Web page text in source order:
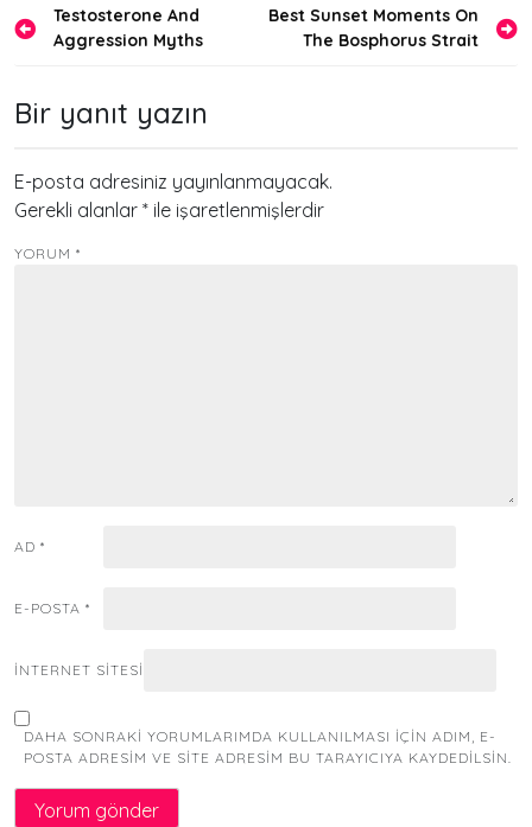
Yazı
gezinmesi
Testosterone And
Aggression Myths
Best Sunset Moments On
The Bosphorus Strait
Bir yanıt yazın
E-posta adresiniz yayınlanmayacak.
Gerekli alanlar * ile işaretlenmişlerdir
YORUM *
AD *
E-POSTA *
İNTERNET SITESI
DAHA SONRAKI YORUMLARIMDA KULLANILMASI IÇIN ADIM, E-
POSTA ADRESIM VE SITE ADRESIM BU TARAYICIYA KAYDEDILSIN.